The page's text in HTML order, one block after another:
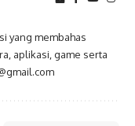
yang membahas
aplikasi, game serta